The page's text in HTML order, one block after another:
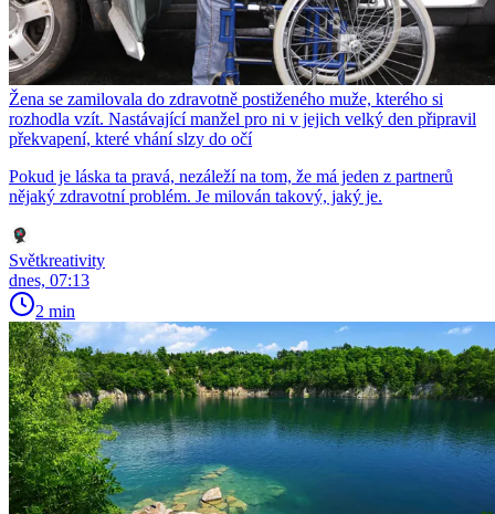
Žena se zamilovala do zdravotně postiženého muže, kterého si
rozhodla vzít. Nastávající manžel pro ni v jejich velký den připravil
překvapení, které vhání slzy do očí
Pokud je láska ta pravá, nezáleží na tom, že má jeden z partnerů
nějaký zdravotní problém. Je milován takový, jaký je.
Světkreativity
dnes, 07:13
2 min